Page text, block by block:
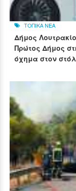
ΤΟΠΙΚΑ ΝΕΑ
Δήμος
Πρώτος Δήμος
όχημα στον